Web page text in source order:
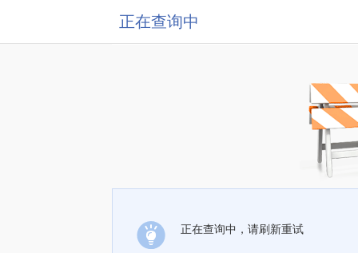
正在查询中
正在查询中，请刷新重试